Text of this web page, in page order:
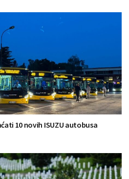
10 novih ISUZU autobusa